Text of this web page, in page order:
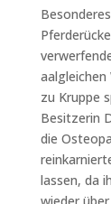
aalgleichen
zu Kruppe
Besitzerin
die
lassen, da